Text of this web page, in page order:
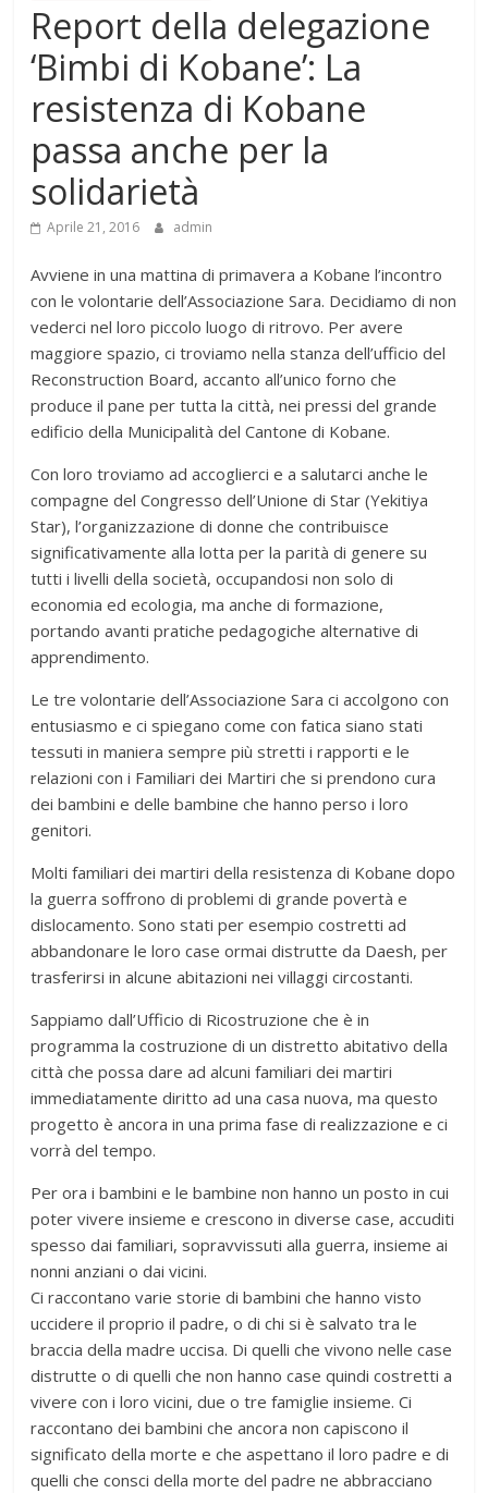
Report della delegazione
‘Bimbi di Kobane’: La
resistenza di Kobane
passa anche per la
solidarietà
Aprile 21, 2016 admin
Avviene in una mattina di primavera a Kobane l’incontro
con le volontarie dell’Associazione Sara. Decidiamo di non
vederci nel loro piccolo luogo di ritrovo. Per avere
maggiore spazio, ci troviamo nella stanza dell’ufficio del
Reconstruction Board, accanto all’unico forno che
produce il pane per tutta la città, nei pressi del grande
edificio della Municipalità del Cantone di Kobane.
Con loro troviamo ad accoglierci e a salutarci anche le
compagne del Congresso dell’Unione di Star (Yekitiya
Star), l’organizzazione di donne che contribuisce
significativamente alla lotta per la parità di genere su
tutti i livelli della società, occupandosi non solo di
economia ed ecologia, ma anche di formazione,
portando avanti pratiche pedagogiche alternative di
apprendimento.
Le tre volontarie dell’Associazione Sara ci accolgono con
entusiasmo e ci spiegano come con fatica siano stati
tessuti in maniera sempre più stretti i rapporti e le
relazioni con i Familiari dei Martiri che si prendono cura
dei bambini e delle bambine che hanno perso i loro
genitori.
Molti familiari dei martiri della resistenza di Kobane dopo
la guerra soffrono di problemi di grande povertà e
dislocamento. Sono stati per esempio costretti ad
abbandonare le loro case ormai distrutte da Daesh, per
trasferirsi in alcune abitazioni nei villaggi circostanti.
Sappiamo dall’Ufficio di Ricostruzione che è in
programma la costruzione di un distretto abitativo della
città che possa dare ad alcuni familiari dei martiri
immediatamente diritto ad una casa nuova, ma questo
progetto è ancora in una prima fase di realizzazione e ci
vorrà del tempo.
Per ora i bambini e le bambine non hanno un posto in cui
poter vivere insieme e crescono in diverse case, accuditi
spesso dai familiari, sopravvissuti alla guerra, insieme ai
nonni anziani o dai vicini.
Ci raccontano varie storie di bambini che hanno visto
uccidere il proprio il padre, o di chi si è salvato tra le
braccia della madre uccisa. Di quelli che vivono nelle case
distrutte o di quelli che non hanno case quindi costretti a
vivere con i loro vicini, due o tre famiglie insieme. Ci
raccontano dei bambini che ancora non capiscono il
significato della morte e che aspettano il loro padre e di
quelli che consci della morte del padre ne abbracciano